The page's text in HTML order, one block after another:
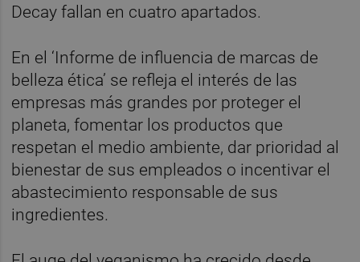
Decay fallan en cuatro apartados.
En el ‘Informe de influencia de marcas de
belleza ética’ se refleja el interés de las
empresas más grandes por proteger el
planeta, fomentar los productos que
respetan el medio ambiente, dar prioridad al
bienestar de sus empleados o incentivar el
abastecimiento responsable de sus
ingredientes.